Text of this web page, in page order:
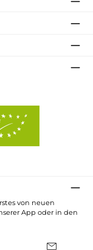
von neuen
App oder in den